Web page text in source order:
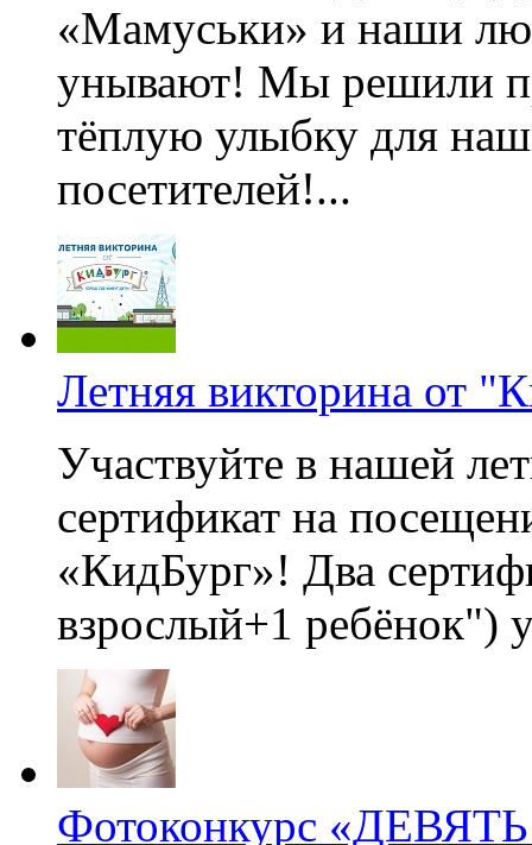
«Мамуськи» и наши
унывают! Мы решили
тёплую улыбку для
посетителей!...
Летняя викторина от
Участвуйте в нашей
сертификат на
«КидБург»! Два
взрослый+1 ребёнок")
Фотоконкурс